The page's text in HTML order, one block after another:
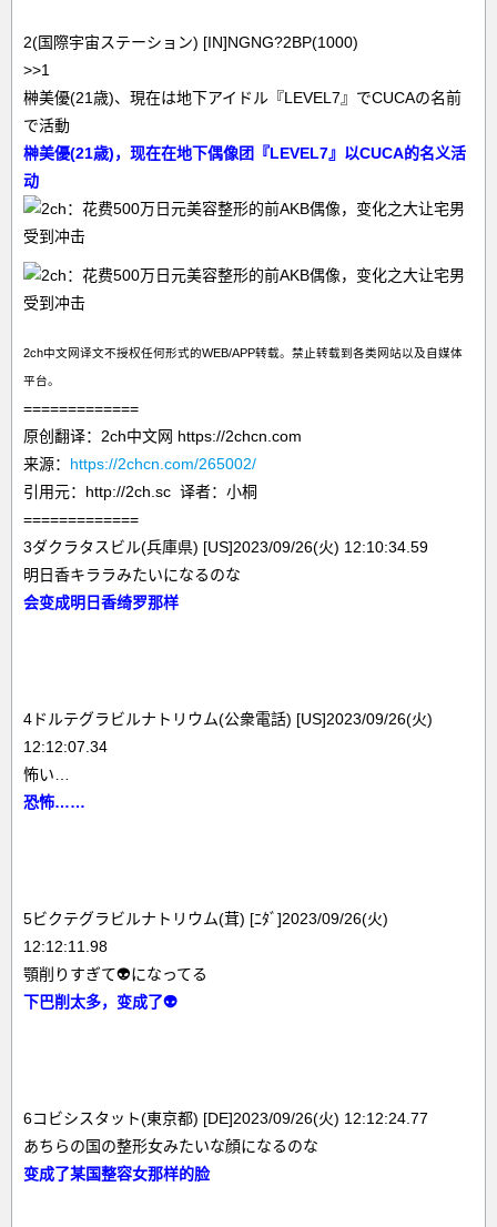
2(国際宇宙ステーション) [IN]NGNG?2BP(1000)
>>1
榊美優(21歳)、現在は地下アイドル『LEVEL7』でCUCAの名前
で活動
榊美優(21歳)，现在在地下偶像团『LEVEL7』以CUCA的名义活
动
2ch中文网译文不授权任何形式的WEB/APP转载。禁止转载到各类网站以及自媒体
平台。
=============
原创翻译：2ch中文网 https://2chcn.com
来源： https://2chcn.com/265002/
引用元：http://2ch.sc 译者：小桐
=============
3ダクラタスビル(兵庫県) [US]2023/09/26(火) 12:10:34.59
明日香キララみたいになるのな
会变成明日香绮罗那样
4ドルテグラビルナトリウム(公衆電話) [US]2023/09/26(火)
12:12:07.34
怖い…
恐怖……
5ビクテグラビルナトリウム(茸) [ﾆﾀﾞ]2023/09/26(火)
12:12:11.98
顎削りすぎて👽になってる
下巴削太多，变成了👽
6コビシスタット(東京都) [DE]2023/09/26(火) 12:12:24.77
あちらの国の整形女みたいな顔になるのな
变成了某国整容女那样的脸